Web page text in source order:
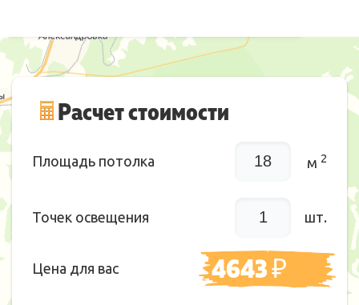
Расчет стоимости
Площадь потолка м 2
Точек освещения шт.
Цена для вас 4643₽